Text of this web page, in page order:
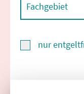
Fachgebiet
nur